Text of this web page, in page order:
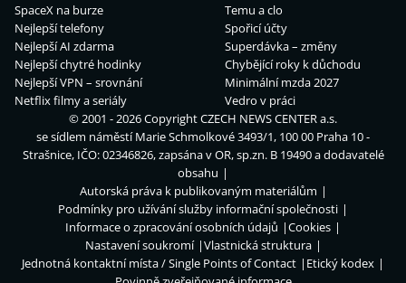
SpaceX na burze
Nejlepší telefony
Nejlepší AI zdarma
Nejlepší chytré hodinky
Nejlepší VPN – srovnání
Netflix filmy a seriály
Temu a clo
Spořicí účty
Superdávka – změny
Chybějící roky k důchodu
Minimální mzda 2027
Vedro v práci
© 2001 - 2026 CopyrightCZECH NEWS CENTER a.s.
se sídlem náměstí Marie Schmolkové 3493/1, 100 00 Praha 10 -
Strašnice, IČO: 02346826, zapsána v OR, sp.zn. B 19490 a dodavatelé
obsahu
Autorská práva k publikovaným materiálům
Podmínky pro užívání služby informační společnosti
Informace o zpracování osobních údajů
Cookies
Nastavení soukromí
Vlastnická struktura
Jednotná kontaktní místa / Single Points of Contact
Etický kodex